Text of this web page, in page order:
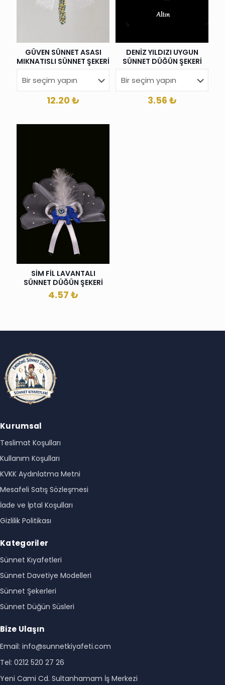
GÜVEN SÜNNET ASASI
MIKNATISLI SÜNNET ŞEKERİ
12.20₺
DENİZ YILDIZI UYGUN
SÜNNET DÜĞÜN ŞEKERİ
3.56 ₺
SİM FİL LAVANTALI
SÜNNET DÜĞÜN ŞEKERİ
4.57 ₺
Kurumsal
Teslimat Koşulları
Kullanım Koşulları
KVKK Aydınlatma Metni
Mesafeli Satış Sözleşmesi
İade ve İptal Koşulları
Gizlilik Politikası
Kategoriler
Sünnet Kıyafetleri
Sünnet Davetiye Modelleri
Sünnet Şekerleri
Sünnet Düğün Süsleri
Bize Ulaşın
Email: info@sunnetkiyafeti.com
Tel: 0212 520 27 26
Yeni Cami Cd. Sultanhamam İş Merkezi